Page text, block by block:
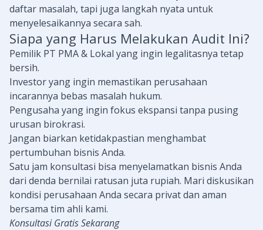
daftar masalah, tapi juga langkah nyata untuk
menyelesaikannya secara sah.
Siapa yang Harus Melakukan Audit Ini?
Pemilik PT PMA & Lokal yang ingin legalitasnya tetap
bersih.
Investor yang ingin memastikan perusahaan
incarannya bebas masalah hukum.
Pengusaha yang ingin fokus ekspansi tanpa pusing
urusan birokrasi.
Jangan biarkan ketidakpastian menghambat
pertumbuhan bisnis Anda.
Satu jam konsultasi bisa menyelamatkan bisnis Anda
dari denda bernilai ratusan juta rupiah. Mari diskusikan
kondisi perusahaan Anda secara privat dan aman
bersama tim ahli kami.
Konsultasi Gratis Sekarang